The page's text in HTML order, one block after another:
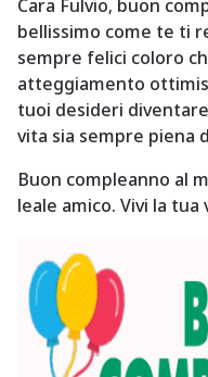
Cara Fulvio, buon
bellissimo come te ti
sempre felici coloro
atteggiamento
tuoi desideri
vita sia sempre piena
Buon compleanno al
leale amico. Vivi la